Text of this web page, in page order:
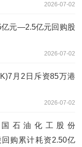
2026-07-02
亿元—2.5亿元回购股
2026-07-02
月2日斥资85万港
2026-07-02
石油化工股份
回购累计耗资2.50亿